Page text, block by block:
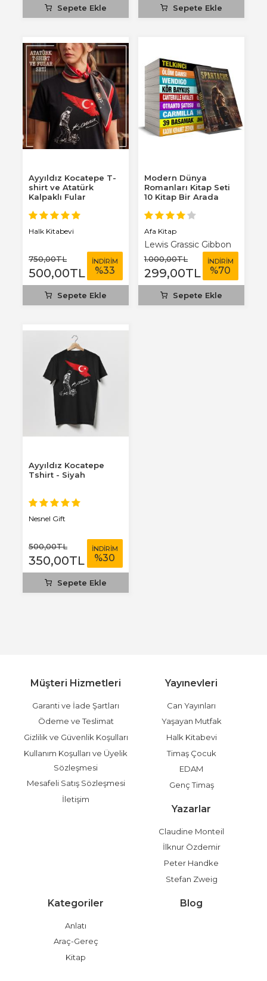
Sepete Ekle Sepete Ekle
Ayyıldız Kocatepe T-
shirt ve Atatürk
Kalpaklı Fular
Halk Kitabevi
750,00TL
500,00TL
İNDİRİM
%33
Sepete Ekle
Modern Dünya
Romanları Kitap Seti
10 Kitap Bir Arada
Afa Kitap
Lewis Grassic Gibbon
1.000,00TL
299,00TL
İNDİRİM
%70
Sepete Ekle
Ayyıldız Kocatepe
Tshirt - Siyah
Nesnel Gift
500,00TL
350,00TL
İNDİRİM
%30
Sepete Ekle
Müşteri Hizmetleri
Garanti ve İade Şartları
Ödeme ve Teslimat
Gizlilik ve Güvenlik Koşulları
Kullanım Koşulları ve Üyelik
Sözleşmesi
Mesafeli Satış Sözleşmesi
İletişim
Yayınevleri
Can Yayınları
Yaşayan Mutfak
Halk Kitabevi
Timaş Çocuk
EDAM
Genç Timaş
Yazarlar
Claudine Monteil
İlknur Özdemir
Peter Handke
Stefan Zweig
Kategoriler
Anlatı
Araç-Gereç
Kitap
Blog